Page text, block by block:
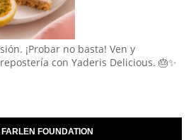
¡Probar no basta! Ven y
con Yaderis Delicious. 🎂✨
FARLEN FOUNDATION